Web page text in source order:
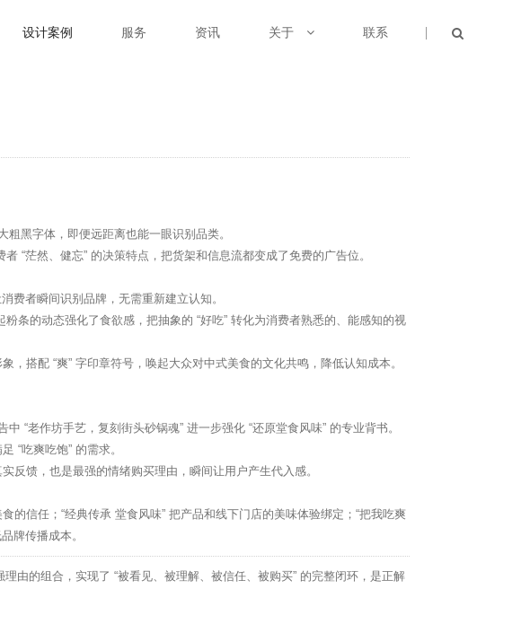
设计案例 服务 资讯 关于 联系
粗黑字体，即便远距离也能一眼识别品类。
“茫然、健忘” 的决策特点，把货架和信息流都变成了免费的广告位。
费者瞬间识别品牌，无需重新建立认知。
条的动态强化了食欲感，把抽象的 “好吃” 转化为消费者熟悉的、能感知的视
，搭配 “爽” 字印章符号，唤起大众对中式美食的文化共鸣，降低认知成本。
“老作坊手艺，复刻街头砂锅魂” 进一步强化 “还原堂食风味” 的专业背书。
“吃爽吃饱” 的需求。
反馈，也是最强的情绪购买理由，瞬间让用户产生代入感。
信任；“经典传承 堂食风味” 把产品和线下门店的美味体验绑定；“把我吃爽
牌传播成本。
由的组合，实现了 “被看见、被理解、被信任、被购买” 的完整闭环，是正解